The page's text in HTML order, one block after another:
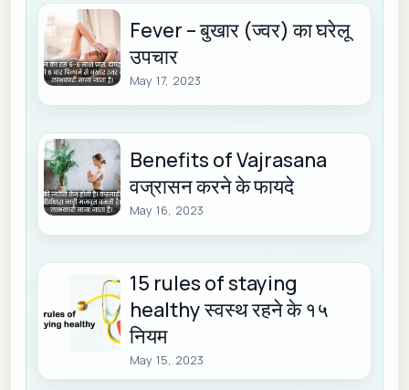
Fever – बुखार (ज्वर) का घरेलू
उपचार
May 17, 2023
Benefits of Vajrasana
वज्रासन करने के फायदे
May 16, 2023
15 rules of staying
healthy स्वस्थ रहने के १५
नियम
May 15, 2023